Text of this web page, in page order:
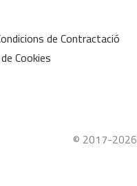
de Contractació
Cookies
© 2017-